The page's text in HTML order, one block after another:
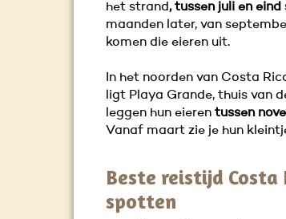
het strand, tussen juli en
maanden later, van
komen die eieren uit.
In het noorden van Costa
ligt Playa Grande, thuis van
leggen hun eieren tussen
Vanaf maart zie je hun
Beste reistijd Costa
spotten